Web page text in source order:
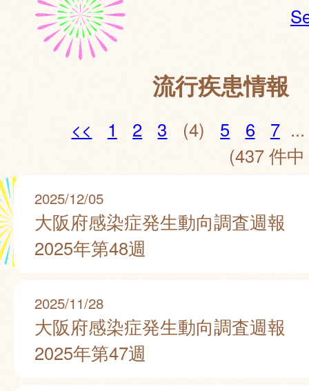
流行疾患情報
<< 1 2 3 (4) 5 6 7 ...
(437 件
2025/12/05
大阪府感染症発生動向調査週報
2025年第48週
2025/11/28
大阪府感染症発生動向調査週報
2025年第47週